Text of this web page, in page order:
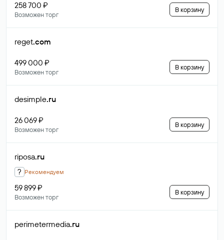
258 700 ₽
Возможен торг
В корзину
reget.com
499 000 ₽
Возможен торг
В корзину
desimple.ru
26 069 ₽
Возможен торг
В корзину
riposa.ru
? Рекомендуем
59 899 ₽
Возможен торг
В корзину
perimetermedia.ru